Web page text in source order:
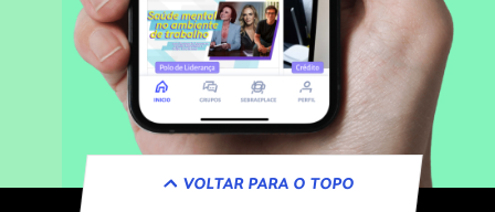
VOLTAR PARA O TOPO